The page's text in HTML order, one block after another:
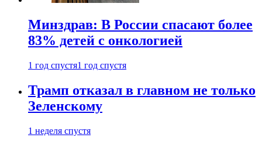
Минздрав: В России спасают более
83% детей с онкологией
1 год спустя1 год спустя
Трамп отказал в главном не только
Зеленскому
1 неделя спустя